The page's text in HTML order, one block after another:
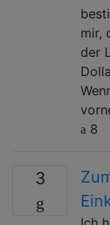
mir,
der
8
3